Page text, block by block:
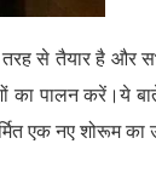
से तैयार है और
का पालन करें।ये
एक नए शोरूम